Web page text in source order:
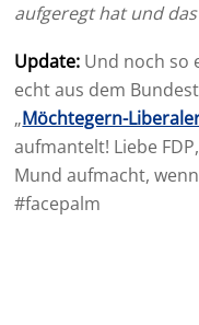
aufgeregt hat und
Update: Und noch so
echt aus dem
„Möchtegern-
aufmantelt! Liebe
Mund aufmacht,
#facepalm